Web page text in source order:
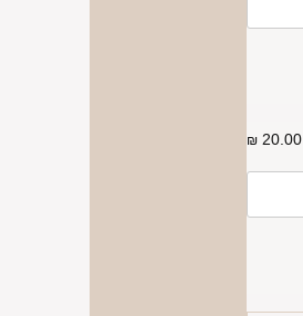
20.00
₪